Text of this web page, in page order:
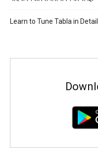
Learn to Tune Tabla in